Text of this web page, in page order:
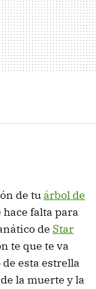
de tu árbol de
falta para
de Star
te que te va
esta estrella
la muerte y la